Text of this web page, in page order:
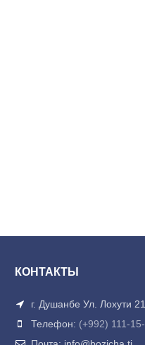
КОНТАКТЫ
г. Душанбе Ул. Лохути 21
Телефон: (+992) 111-